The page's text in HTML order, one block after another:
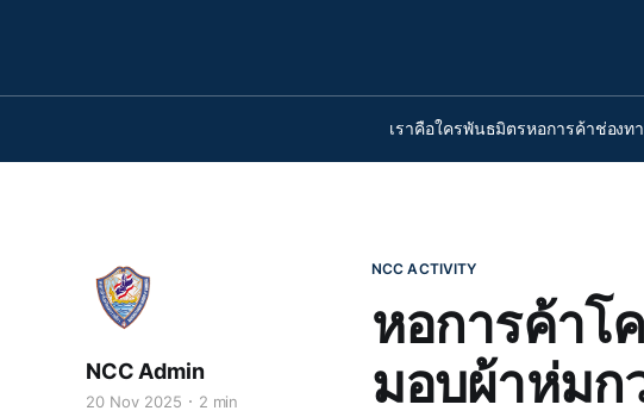
เราคือใครพันธมิตรหอการค้าช่องท
NCC ACTIVITY
หอการค้าโ
มอบผ้าห่มก
NCC Admin
20 Nov 2025 2 min